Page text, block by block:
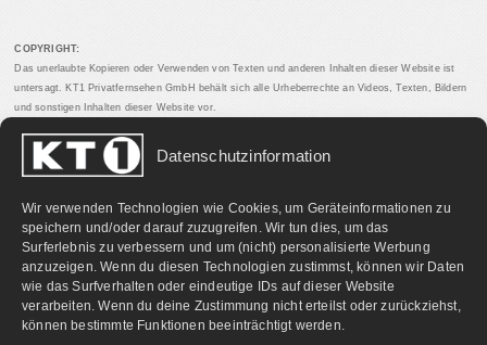
Datenschutzinformation
Wir verwenden Technologien wie Cookies, um Geräteinformationen zu
speichern und/oder darauf zuzugreifen. Wir tun dies, um das
Surferlebnis zu verbessern und um (nicht) personalisierte Werbung
anzuzeigen. Wenn du diesen Technologien zustimmst, können wir Daten
wie das Surfverhalten oder eindeutige IDs auf dieser Website
verarbeiten. Wenn du deine Zustimmung nicht erteilst oder zurückziehst,
können bestimmte Funktionen beeinträchtigt werden.
COPYRIGHT:
Das unerlaubte Kopieren oder Verwenden von Texten und anderen Inhalten dieser Website ist
untersagt. KT1 Privatfernsehen GmbH behält sich alle Urheberrechte an Videos, Texten, Bildern
und sonstigen Inhalten dieser Website vor.
PARTNERLINKS: